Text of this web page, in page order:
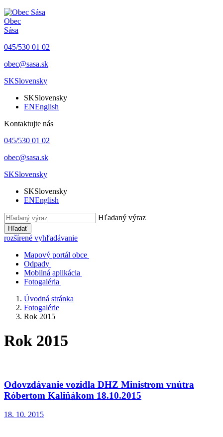
Obec
Sása
045/530 01 02
obec@sasa.sk
SKSlovensky
SKSlovensky
ENEnglish
Kontaktujte nás
045/530 01 02
obec@sasa.sk
SKSlovensky
SKSlovensky
ENEnglish
Hľadaný výraz
Hľadať
rozšírené vyhľadávanie
Mapový portál obce
Odpady
Mobilná aplikácia
Fotogaléria
Úvodná stránka
Fotogalérie
Rok 2015
Rok 2015
Odovzdávanie vozidla DHZ Ministrom vnútra
Róbertom Kaliňákom 18.10.2015
18. 10. 2015